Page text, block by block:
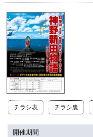
チラシ表 チラシ裏
開催期間
イベント
プラットについて
チケット・座席表・
施設の利用について
関連団体・施設